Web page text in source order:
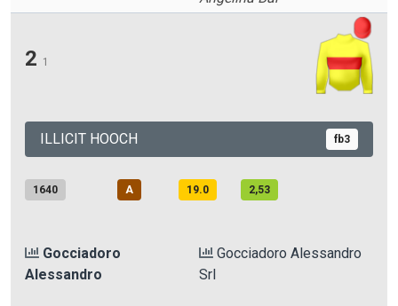
2 1
ILLICIT HOOCH fb3
1640 A 19.0 2,53
Gocciadoro
Alessandro
Gocciadoro Alessandro
Srl